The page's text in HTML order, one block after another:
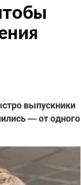
выпускники
— от одного